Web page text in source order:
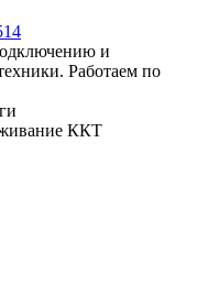
и
Работаем по
ККТ